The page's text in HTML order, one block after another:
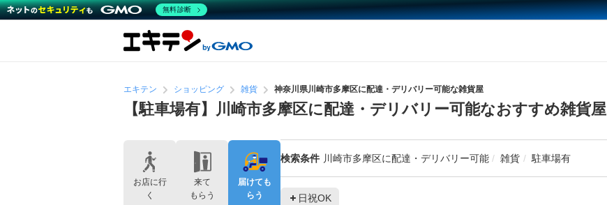
エキテン ショッピング 雑貨 神奈川県川崎市多摩区に配達・デリバリー可能な雑貨屋
【駐車場有】川崎市多摩区に配達・デリバリー可能なおすすめ雑貨屋
検索条件 川崎市多摩区に配達・デリバリー可能 雑貨 駐車場有
日祝OK
お店に行
く
来て
もらう
届けても
らう
無料診断